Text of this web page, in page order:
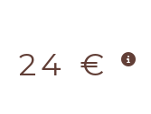
24 €